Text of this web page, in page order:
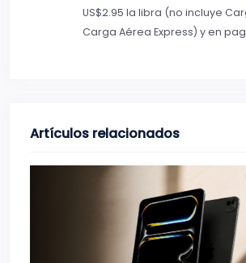
US$2.95 la libra (no incluye
Carga Aérea Express) y en
Artículos relacionados